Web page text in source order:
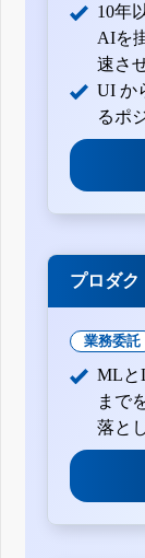
10年
AIを
速さ
UI か
るポ
プロダ
業務委託
MLと
まで
落と